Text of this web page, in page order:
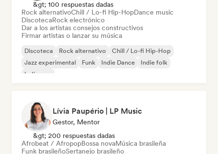
&gt; 100 respuestas dadas
Rock alternativoChill / Lo-fi Hip-HopDance music
DiscotecaRock electrónico
Dar a los artistas consejos constructivos
Firmar artistas o lanzar su música
Discoteca Rock alternativo
Chill / Lo-fi Hip-Hop
Jazz experimental
Funk Indie Dance
Indie folk
Indie pop
Lívia Paupério | LP Music
Gestor, Mentor
&gt; 200 respuestas dadas
Afrobeat / AfropopBossa novaMúsica brasileña
Funk brasileñoSertanejo brasileño